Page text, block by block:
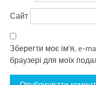
Сайт
Зберегти моє ім'я, e-
браузері для моїх